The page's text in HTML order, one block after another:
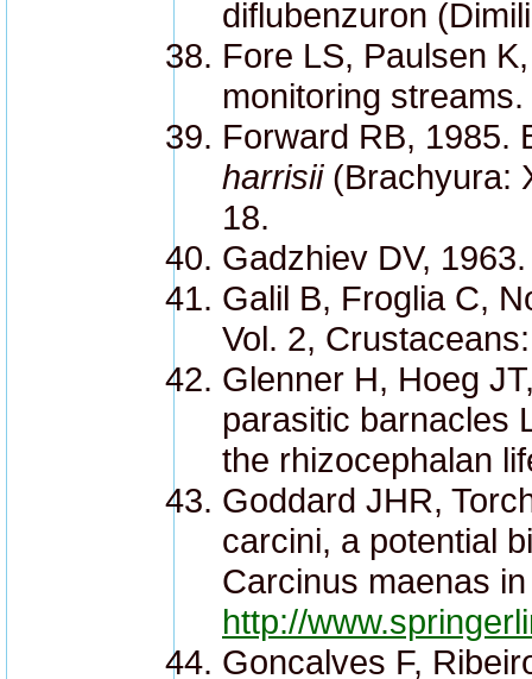
diflubenzuron
Fore LS, Paulsen
monitoring
Forward RB, 1985.
harrisii(Brachyura:
18.
Gadzhiev DV,
Galil B, Froglia C,
Vol. 2,
Glenner H, Hoeg
parasitic barnacles
the rhizocephalan
Goddard JHR,
carcini, a potential
Carcinus maenas
http://
Goncalves F,